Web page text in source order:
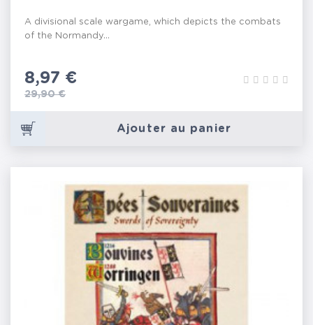
A divisional scale wargame, which depicts the combats
of the Normandy...
Prix
8,97 €
Prix de base
29,90 €
Ajouter au panier